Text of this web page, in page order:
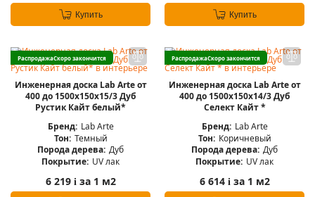
Купить Купить
РаспродажаСкоро закончится
Инженерная доска Lab Arte от
400 до 1500х150х15/3 Дуб
Рустик Кайт белый*
Бренд: Lab Arte
Тон: Темный
Порода дерева: Дуб
Покрытие: UV лак
6 219 iза 1 м2
РаспродажаСкоро закончится
Инженерная доска Lab Arte от
400 до 1500х150х14/3 Дуб
Селект Кайт *
Бренд: Lab Arte
Тон: Коричневый
Порода дерева: Дуб
Покрытие: UV лак
6 614 iза 1 м2